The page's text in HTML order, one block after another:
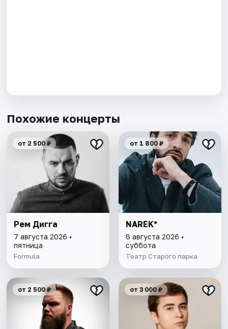
Похожие концерты
от 2 500 ₽
Рем Дигга
7 августа 2026 •
пятница
Formula
от 1 800 ₽
NAREK*
8 августа 2026 •
суббота
Театр Старого паркa
от 2 500 ₽ от 3 000 ₽